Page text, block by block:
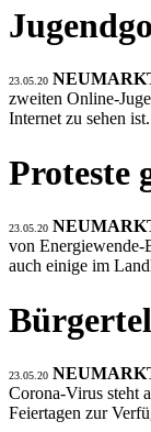
23.05.20
zweiten Online-
Internet zu sehen ist.
Proteste
23.05.20
von Energiewende-
auch einige im
23.05.20
Corona-Virus steht
Feiertagen zur